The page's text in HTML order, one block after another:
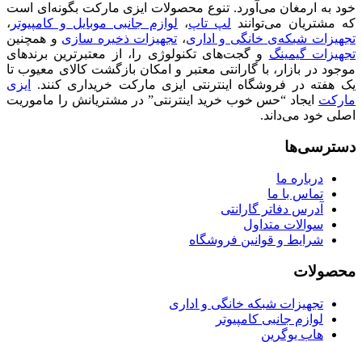
خود به ارمغان می‌آورد. تنوع محصولات ایزی مارکت بگونه‌ای است
که مشتریان می‌توانند لپ تاپ، لوازم جانبی موبایل و کامپیوتر ،
تجهیزات شبکه‌ی خانگی و اداری، تجهیزات ذخیره سازی و همچنین
تجهیزات گیمینگ و گجت‌های تکنولوژی را، از معتبرترین برندهای
موجود در بازار، با گارانتی معتبر و امکان بازگشت کالای معیوب تا
یک هفته در فروشگاه اینترنتی ایزی مارکت خریداری کنند.
ایزی
مارکت ایجاد “حس خوب خرید اینترنتی” در مشتریانش را ماموریت
اصلی خود می‌داند.
دسترسی‌ها
درباره ما
تماس با ما
آدرس دفاتر گارانتی
سوالات متداول
شرایط و قوانین فروشگاه
محصولات
تجهیزات شبکه خانگی و اداری
لوازم جانبی کامپیوتر
هاب یوگرین